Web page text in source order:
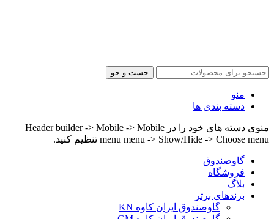
جست و جو
منو
دسته بندی ها
منوی دسته های خود را در Header builder -> Mobile -> Mobile
menu menu -> Show/Hide -> Choose menu تنظیم کنید.
گاوصندوق
فروشگاه
بلاگ
برندهای برتر
گاوصندوق ایران کاوه KN